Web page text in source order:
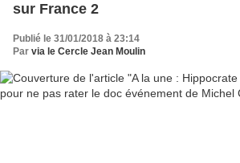
sur France 2
Publié le 31/01/2018 à 23:14
Par via le Cercle Jean Moulin